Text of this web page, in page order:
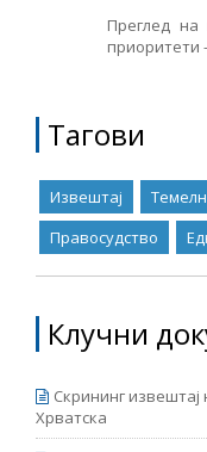
средината
рамките на
Европската
Преглед на
приоритети
Тагови
Извештај
Правосудство
Клучни
Скрининг извештај
Хрватска